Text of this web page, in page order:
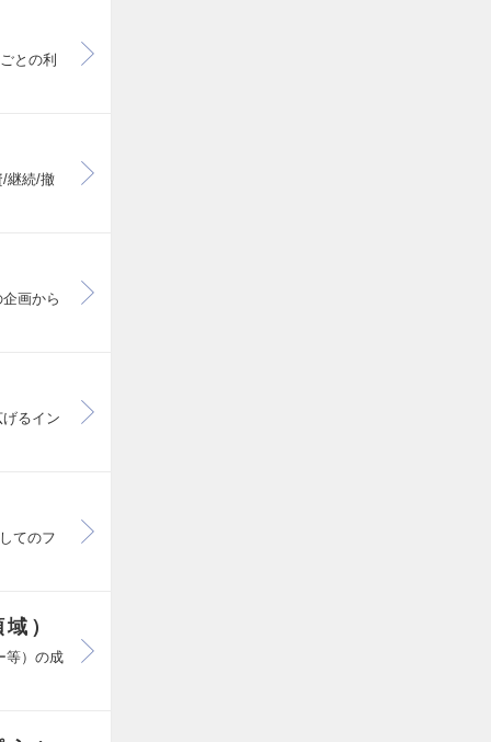
との利
/継続/撤
画から
るイン
てのフ
）
等）の成